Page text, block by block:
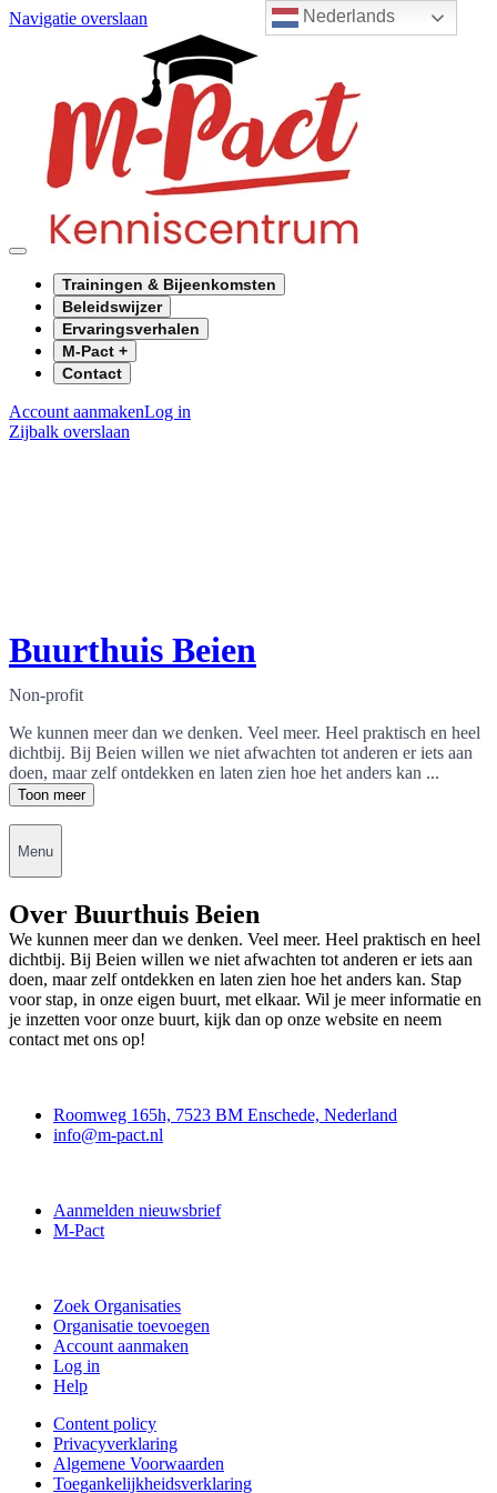
Nederlands
Navigatie overslaan
Trainingen & Bijeenkomsten
Beleidswijzer
Ervaringsverhalen
M-Pact +
Contact
Account aanmakenLog in
Zijbalk overslaan
Buurthuis Beien
Non-profit
We kunnen meer dan we denken. Veel meer. Heel praktisch en heel
dichtbij. Bij Beien willen we niet afwachten tot anderen er iets aan
doen, maar zelf ontdekken en laten zien hoe het anders kan ...
Toon meer
Menu
Over Buurthuis Beien
We kunnen meer dan we denken. Veel meer. Heel praktisch en heel
dichtbij. Bij Beien willen we niet afwachten tot anderen er iets aan
doen, maar zelf ontdekken en laten zien hoe het anders kan. Stap
voor stap, in onze eigen buurt, met elkaar. Wil je meer informatie en
je inzetten voor onze buurt, kijk dan op onze website en neem
contact met ons op!
Roomweg 165h, 7523 BM Enschede, Nederland
info@m-pact.nl
Aanmelden nieuwsbrief
M-Pact
Zoek Organisaties
Organisatie toevoegen
Account aanmaken
Log in
Help
Content policy
Privacyverklaring
Algemene Voorwaarden
Toegankelijkheidsverklaring